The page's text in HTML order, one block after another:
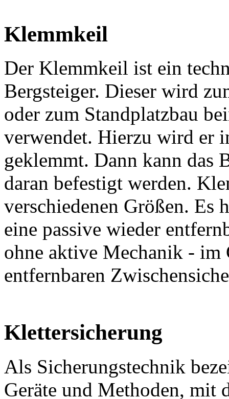
Klemmkeil
Der Klemmkeil ist ein
Bergsteiger. Dieser wird
oder zum Standplatzbau
verwendet. Hierzu wird er
geklemmt. Dann kann das
daran befestigt werden.
verschiedenen Größen.
eine passive wieder
ohne aktive Mechanik - im
entfernbaren
Klettersicherung
Als Sicherungstechnik
Geräte und Methoden, mit